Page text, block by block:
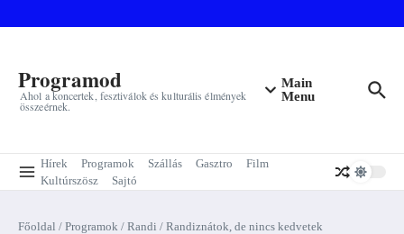
Programod
Ahol a koncertek, fesztiválok és kulturális élmények
összeérnek.
Main
Menu
Hírek Programok Szállás Gasztro
Film
Kultúrszösz
Sajtó
Főoldal / Programok / Randi / Randiznátok, de nincs kedvetek